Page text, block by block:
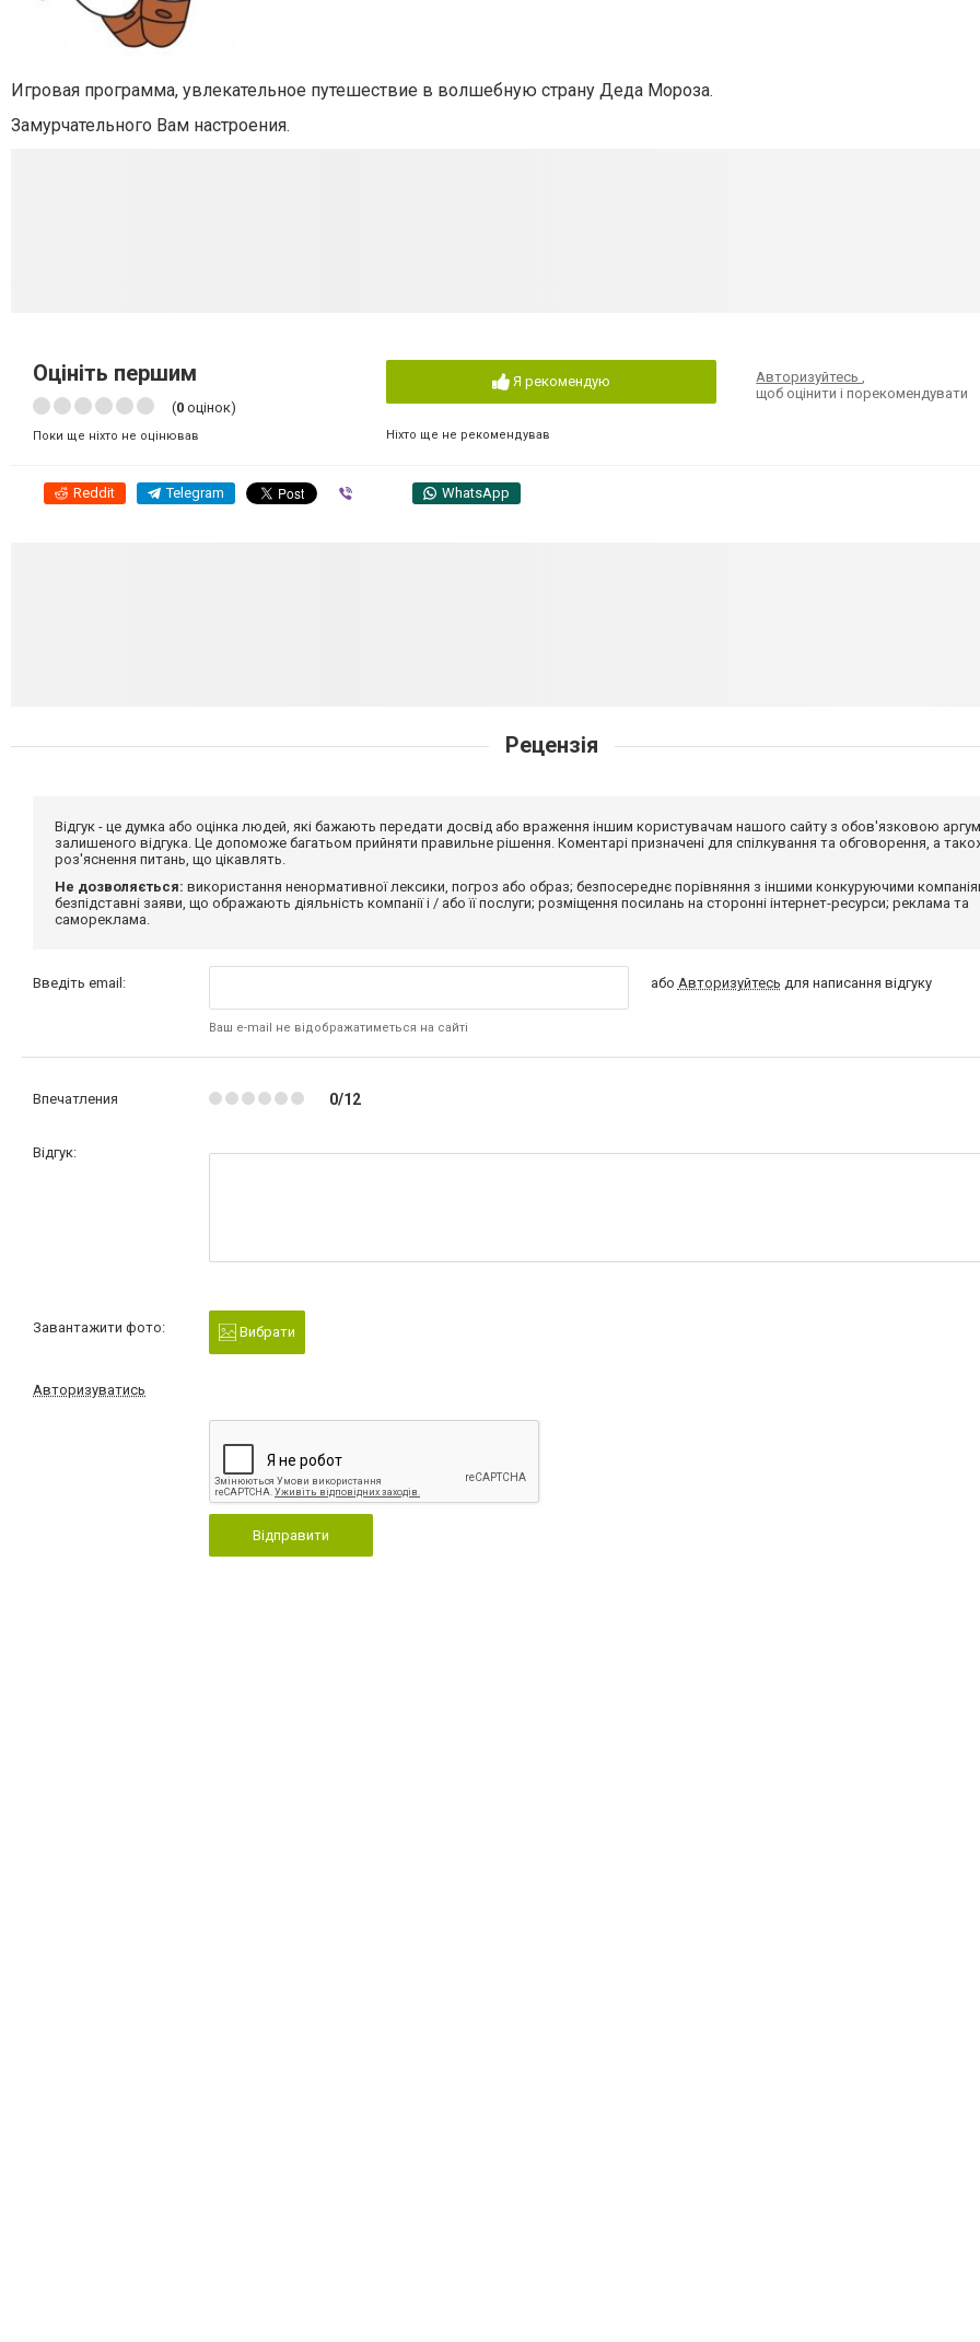
Игровая программа, увлекательное путешествие в волшебную страну Деда Мороза.
Замурчательного Вам настроения.
Оцініть першим
(0 оцінок)
Поки ще ніхто не оцінював
Я рекомендую
Ніхто ще не рекомендував
Авторизуйтесь
щоб оцінити і порекомендувати
Reddit Telegram WhatsApp
Рецензія
Відгук - це думка або оцінка людей, які бажають передати досвід або враження іншим користувачам нашого сайту з обов'язковою
залишеного відгука. Це допоможе багатьом прийняти правильне рішення. Коментарі призначені для спілкування та обговорення, а
роз'яснення питань, що цікавлять.
Не дозволяється: використання ненормативної лексики, погроз або образ; безпосереднє порівняння з іншими конкуруючими
безпідставні заяви, що ображають діяльність компанії і / або її послуги; розміщення посилань на сторонні інтернет-ресурси; реклама та
самореклама.
Введіть email:
Ваш e-mail не відображатиметься на сайті
або Авторизуйтесь для написання відгуку
Впечатления 0/12
Відгук:
Завантажити фото: Вибрати
Авторизуватись
Відправити